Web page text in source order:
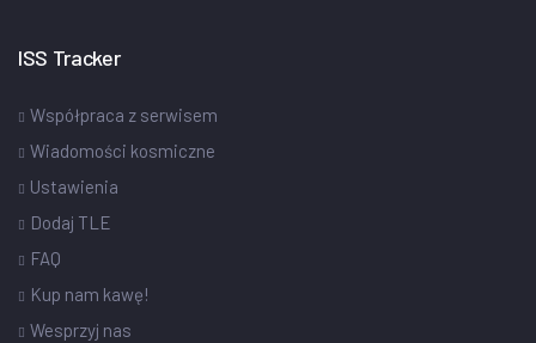
ISS Tracker
Współpraca z serwisem
Wiadomości kosmiczne
Ustawienia
Dodaj TLE
FAQ
Kup nam kawę!
Wesprzyj nas